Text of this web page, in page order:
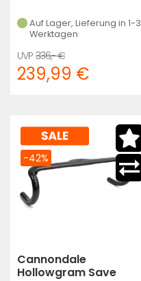
Auf Lager, Lieferung in 1-3
Werktagen
336,- €
239,99 €
Cannondale
Hollowgram Save
-42%